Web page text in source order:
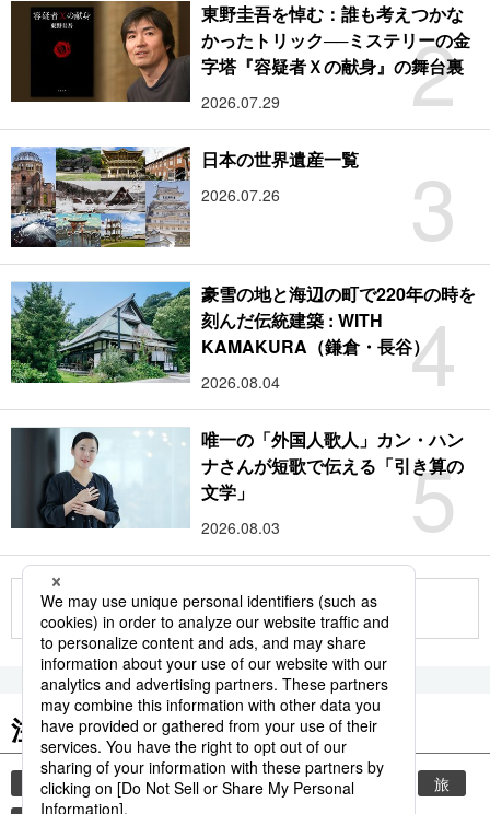
2
東野圭吾を悼む：誰も考えつかな
かったトリック──ミステリーの金
字塔『容疑者Ｘの献身』の舞台裏
2026.07.29
3
日本の世界遺産一覧
2026.07.26
4
豪雪の地と海辺の町で220年の時を
刻んだ伝統建築 : WITH
KAMAKURA（鎌倉・長谷）
2026.08.04
5
唯一の「外国人歌人」カン・ハン
ナさんが短歌で伝える「引き算の
文学」
2026.08.03
もっと見る
注目のキーワード
共同通信ニュース 時事通信ニュース 観光
旅